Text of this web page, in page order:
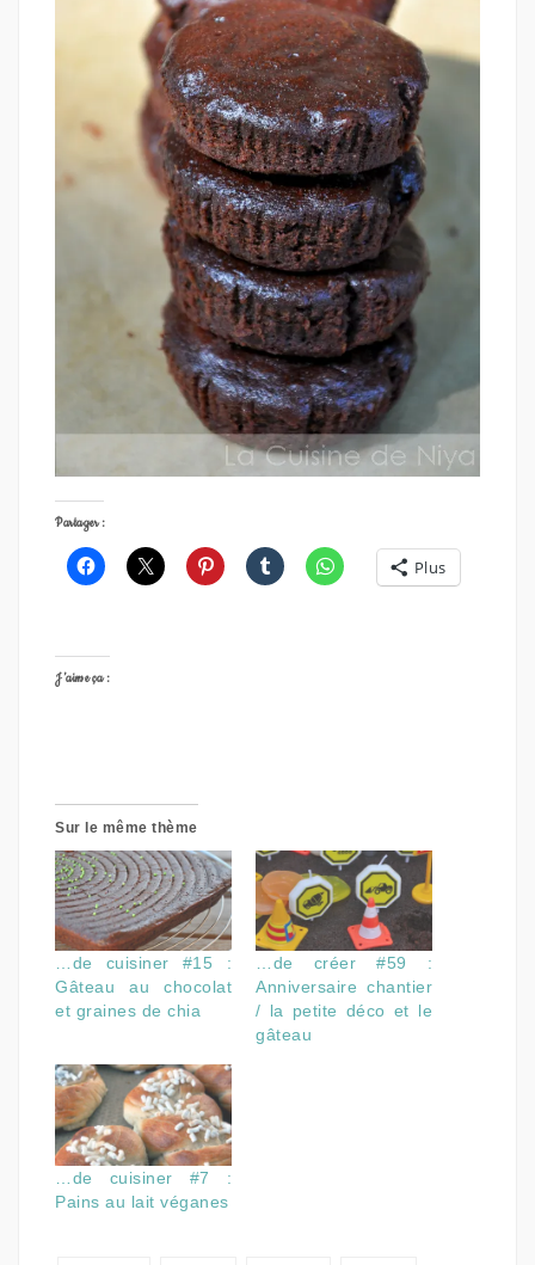
Partager :
Plus
J’aime ça :
Sur le même thème
…de cuisiner #15 :
Gâteau au chocolat
et graines de chia
…de créer #59 :
Anniversaire chantier
/ la petite déco et le
gâteau
…de cuisiner #7 :
Pains au lait véganes